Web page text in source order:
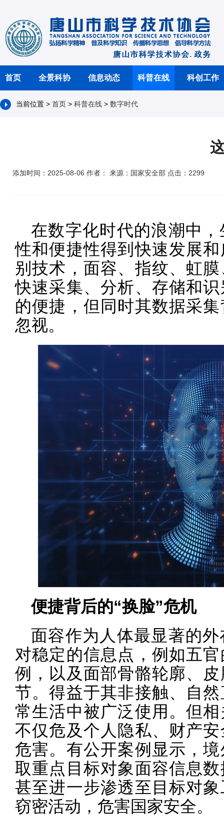
首页 全景科协 信息动态 科普在线 科创工作
当前位置 > 首页 > 科普在线 > 数字时代
添加时间：2025-08-06 作者： 来源：国家安全部 点击：2299
在数字化时代的浪潮中
性和便捷性得到快速发展
别技术，面容、指纹、虹
快速采集、分析、存储和
的便捷，但同时其数据采
忽视。
便捷背后的“换脸”危机
面容作为人体最显著的
对稳定的信息点，例如五
例，以及面部骨骼轮廓、
节。得益于其非接触、自
常生活中被广泛使用。但
不仅危及个人隐私、财产
危害。有公开案例显示，
取重点目标对象面容信息
甚至进一步渗透至目标对
窃密活动，危害国家安全。